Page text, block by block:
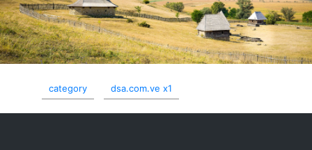
category dsa.com.ve x1